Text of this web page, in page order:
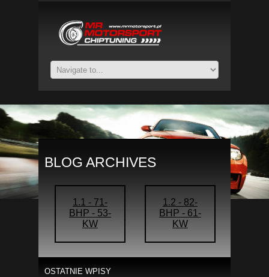
BLOG ARCHIVES
1.1 - 71-
BHP - 53-
KW
1.2 - 82-
BHP - 61-
KW
OSTATNIE WPISY